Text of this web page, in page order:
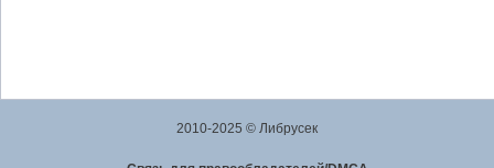
2010-2025 © Либрусек